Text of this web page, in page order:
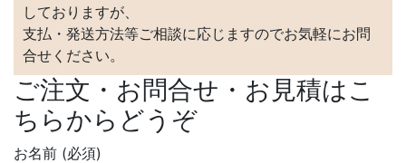
しておりますが、
支払・発送方法等ご相談に応じますのでお気軽にお問
合せください。
ご注文・お問合せ・お見積はこ
ちらからどうぞ
お名前 (必須)